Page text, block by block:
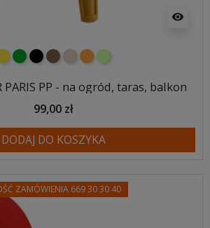
visibility
zielony
czarnybrązowy
beżowypomarańczowy
jasnozielony
PARIS PP - na ogród, taras, balkon
99,00 zł
DODAJ DO KOSZYKA
ZAMÓWIENIA 669 30 30 40